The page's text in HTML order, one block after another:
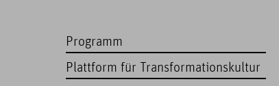
Programm
Plattform für Transformationskultur